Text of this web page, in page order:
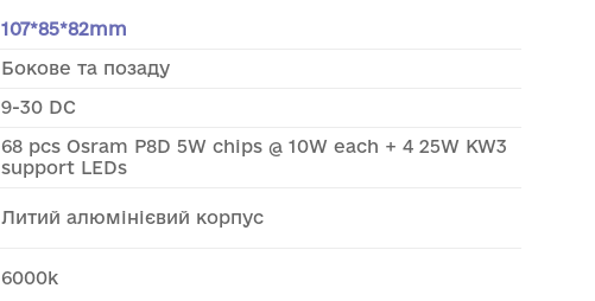
107*85*82mm
Бокове та позаду
9-30 DC
68 pcs Osram P8D 5W chips @ 10W each + 4 25W KW3
support LEDs
Литий алюмінієвий корпус
6000k